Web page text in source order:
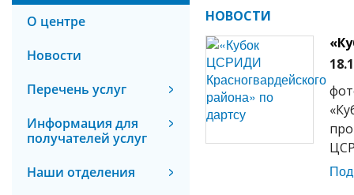
О центре
Новости
Перечень услуг
Информация для
получателей услуг
Наши отделения
НОВОСТИ